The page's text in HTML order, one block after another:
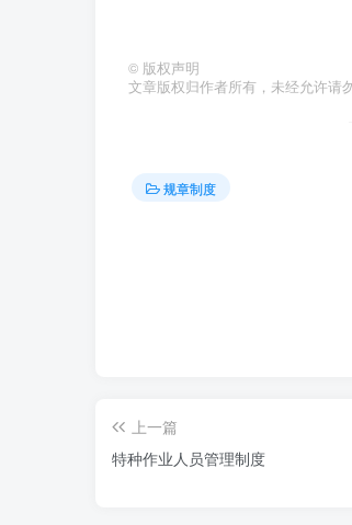
© 版权声明
文章版权归作者所有，未经允许请勿
规章制度
上一篇
特种作业人员管理制度